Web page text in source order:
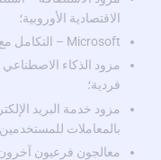
الاقتصادية الأوروبية؛
Microsoft – التكامل مع Microsoft 365 / Teams؛
مزود الذكاء
فردية؛
مزود خدمة البريد
بالمعاملات
معالجون فرعيون آخرون